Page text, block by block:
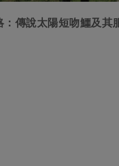
：傳說太陽短吻鱷及其